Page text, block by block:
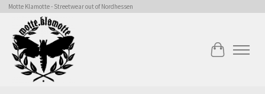
Motte Klamotte - Streetwear out of Nordhessen
Cart